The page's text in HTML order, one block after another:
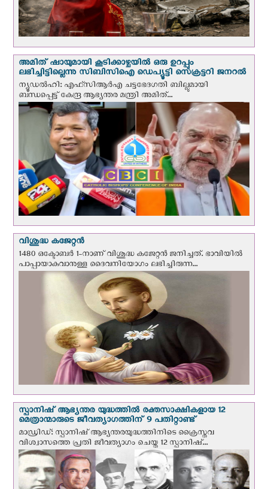
അമിത് ഷായുമായി കൂടിക്കാഴ്ചയില്‍ ഒരു ഉറപ്പും
ലഭിച്ചിട്ടില്ലെന്നു സിബിസിഐ ഡെപ്യൂട്ടി സെക്രട്ടറി ജനറല്‍
ന്യൂഡല്‍ഹി: എഫ്‌സിആര്‍എ ചട്ടഭേദഗതി ബില്ലുമായി
ബന്ധപ്പെട്ട് കേന്ദ്ര ആഭ്യന്തര മന്ത്രി അമിത്...
വിശുദ്ധ കജേറ്റന്‍
1480 ഒക്ടോബര്‍ 1-നാണ് വിശുദ്ധ കജേറ്റന്‍ ജനിച്ചത്. ഭാവിയില്‍
പാപ്പായാകുവാനുള്ള ദൈവനിയോഗം ലഭിച്ചിരുന്ന...
സ്പാനിഷ് ആഭ്യന്തര യുദ്ധത്തില്‍ രക്തസാക്ഷികളായ 12
മെത്രാന്മാരുടെ ജീവത്യാഗത്തിന് 9 പതിറ്റാണ്ട്
മാഡ്രിഡ്: സ്പാനിഷ് ആഭ്യന്തരയുദ്ധത്തിനിടെ ക്രൈസ്തവ
വിശ്വാസത്തെ പ്രതി ജീവത്യാഗം ചെയ്ത 12 സ്പാനിഷ്...